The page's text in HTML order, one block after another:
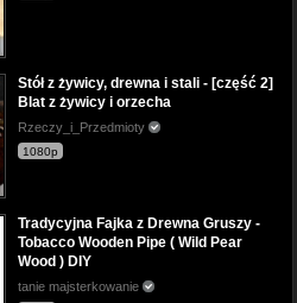
Stół z żywicy, drewna i stali - [część 2]
Blat z żywicy i orzecha
Rzeczy_i_Przedmioty
1080p
Tradycyjna Fajka z Drewna Gruszy -
Tobacco Wooden Pipe ( Wild Pear
Wood ) DIY
tanie majsterkowanie